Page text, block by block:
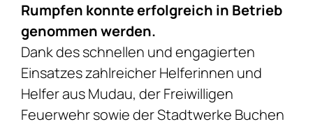
Rumpfen konnte erfolgreich in Betrieb
genommen werden.
Dank des schnellen und engagierten
Einsatzes zahlreicher Helferinnen und
Helfer aus Mudau, der Freiwilligen
Feuerwehr sowie der Stadtwerke Buchen